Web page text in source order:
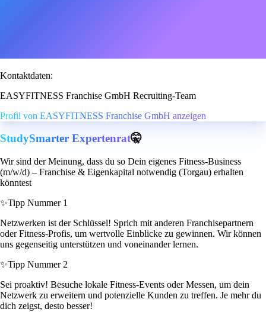
Kontaktdaten:
EASYFITNESS Franchise GmbH Recruiting-Team
Profil von EASYFITNESS Franchise GmbH anzeigen
StudySmarter Expertenrat🤫
Wir sind der Meinung, dass du so Dein eigenes Fitness-Business
(m/w/d) – Franchise & Eigenkapital notwendig (Torgau) erhalten
könntest
✨Tipp Nummer 1
Netzwerken ist der Schlüssel! Sprich mit anderen Franchisepartnern
oder Fitness-Profis, um wertvolle Einblicke zu gewinnen. Wir können
uns gegenseitig unterstützen und voneinander lernen.
✨Tipp Nummer 2
Sei proaktiv! Besuche lokale Fitness-Events oder Messen, um dein
Netzwerk zu erweitern und potenzielle Kunden zu treffen. Je mehr du
dich zeigst, desto besser!